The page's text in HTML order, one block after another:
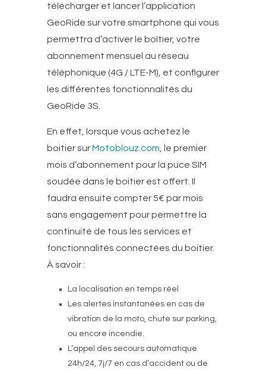
télécharger et lancer l’application
GeoRide sur votre smartphone qui vous
permettra d’activer le boîtier, votre
abonnement mensuel au réseau
téléphonique (4G / LTE-M), et configurer
les différentes fonctionnalités du
GeoRide 3S.
En effet, lorsque vous achetez le
boitier surMotoblouz.com , le premier
mois d’abonnement pour la puce SIM
soudée dans le boitier est offert. Il
faudra ensuite compter 5€ par mois
sans engagement pour permettre la
continuité de tous les services et
fonctionnalités connectées du boitier.
À savoir :
La localisation en temps réel
Les alertes instantanées en cas de
vibration de la moto, chute sur parking,
ou encore incendie.
L’appel des secours automatique
24h/24, 7j/7 en cas d’accident ou de